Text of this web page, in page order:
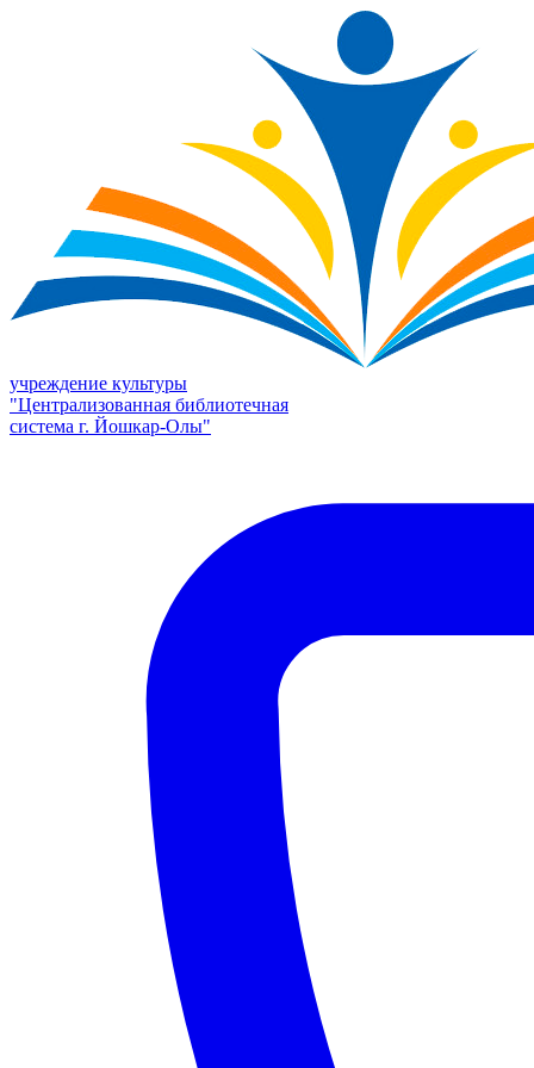
учреждение культуры
"Централизованная библиотечная
система г. Йошкар-Олы"